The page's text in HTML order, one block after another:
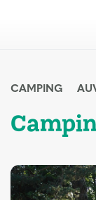
CAMPING